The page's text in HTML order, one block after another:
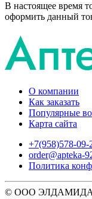
В настоящее время
оформить данный
О компании
Как заказать
Популярные
Карта сайта
+7(958)578-09-
order@apteka-
Политика
© ООО ЭЛДАМИДА,